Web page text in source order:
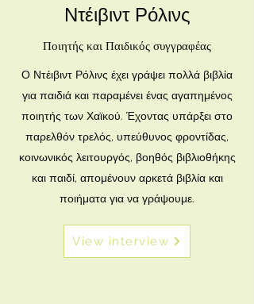
Ντέιβιντ Ρόλινς
Ποιητής και Παιδικός συγγραφέας
Ο Ντέιβιντ Ρόλινς έχει γράψει πολλά βιβλία
για παιδιά και παραμένει ένας αγαπημένος
ποιητής των Χαϊκού. Έχοντας υπάρξει στο
παρελθόν τρελός, υπεύθυνος φροντίδας,
κοινωνικός λειτουργός, βοηθός βιβλιοθήκης
και παιδί, απομένουν αρκετά βιβλία και
ποιήματα για να γράψουμε.
View interview